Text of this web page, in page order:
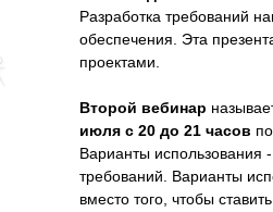
Разработка требований
обеспечения. Эта
проектами.
Второй вебинар
июля с 20 до 21 часов
Варианты использования
требований. Варианты
вместо того, чтобы